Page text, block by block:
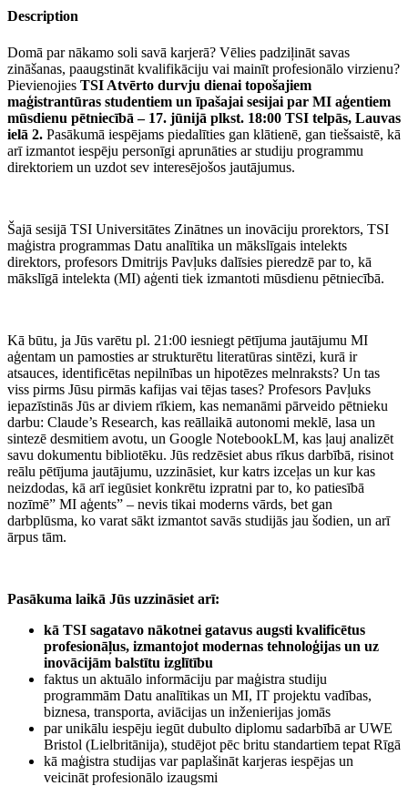
Description
Domā par nākamo soli savā karjerā? Vēlies padziļināt savas
zināšanas, paaugstināt kvalifikāciju vai mainīt profesionālo virzienu?
Pievienojies TSI Atvērto durvju dienai topošajiem
maģistrantūras studentiem un īpašajai sesijai par MI aģentiem
mūsdienu pētniecībā – 17. jūnijā plkst. 18:00 TSI telpās, Lauvas
ielā 2. Pasākumā iespējams piedalīties gan klātienē, gan tiešsaistē, kā
arī izmantot iespēju personīgi aprunāties ar studiju programmu
direktoriem un uzdot sev interesējošos jautājumus.
Šajā sesijā TSI Universitātes Zinātnes un inovāciju prorektors, TSI
maģistra programmas Datu analītika un mākslīgais intelekts
direktors, profesors Dmitrijs Pavļuks dalīsies pieredzē par to, kā
mākslīgā intelekta (MI) aģenti tiek izmantoti mūsdienu pētniecībā.
Kā būtu, ja Jūs varētu pl. 21:00 iesniegt pētījuma jautājumu MI
aģentam un pamosties ar strukturētu literatūras sintēzi, kurā ir
atsauces, identificētas nepilnības un hipotēzes melnraksts? Un tas
viss pirms Jūsu pirmās kafijas vai tējas tases? Profesors Pavļuks
iepazīstinās Jūs ar diviem rīkiem, kas nemanāmi pārveido pētnieku
darbu: Claude’s Research, kas reāllaikā autonomi meklē, lasa un
sintezē desmitiem avotu, un Google NotebookLM, kas ļauj analizēt
savu dokumentu bibliotēku. Jūs redzēsiet abus rīkus darbībā, risinot
reālu pētījuma jautājumu, uzzināsiet, kur katrs izceļas un kur kas
neizdodas, kā arī iegūsiet konkrētu izpratni par to, ko patiesībā
nozīmē” MI aģents” – nevis tikai moderns vārds, bet gan
darbplūsma, ko varat sākt izmantot savās studijās jau šodien, un arī
ārpus tām.
Pasākuma laikā Jūs uzzināsiet arī:
kā TSI sagatavo nākotnei gatavus augsti kvalificētus
profesionāļus, izmantojot modernas tehnoloģijas un uz
inovācijām balstītu izglītību
faktus un aktuālo informāciju par maģistra studiju
programmām Datu analītikas un MI, IT projektu vadības,
biznesa, transporta, aviācijas un inženierijas jomās
par unikālu iespēju iegūt dubulto diplomu sadarbībā ar UWE
Bristol (Lielbritānija), studējot pēc britu standartiem tepat Rīgā
kā maģistra studijas var paplašināt karjeras iespējas un
veicināt profesionālo izaugsmi